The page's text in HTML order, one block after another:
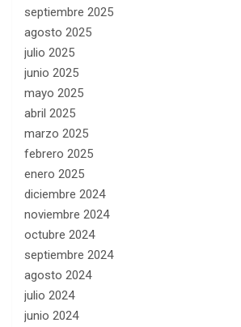
septiembre 2025
agosto 2025
julio 2025
junio 2025
mayo 2025
abril 2025
marzo 2025
febrero 2025
enero 2025
diciembre 2024
noviembre 2024
octubre 2024
septiembre 2024
agosto 2024
julio 2024
junio 2024